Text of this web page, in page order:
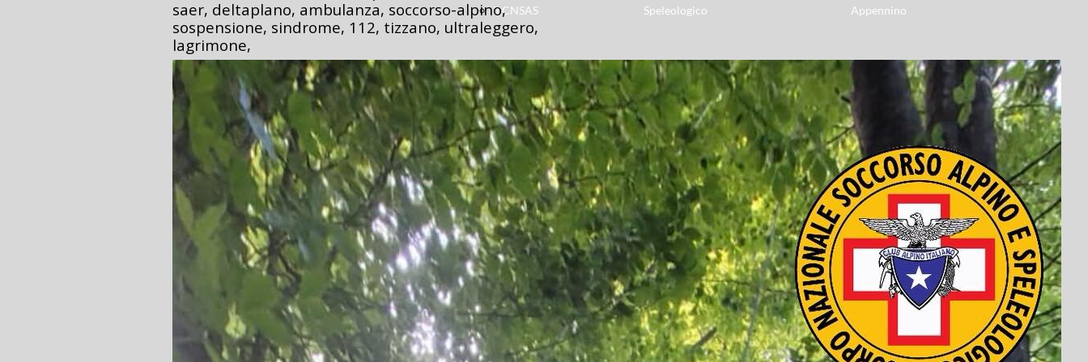
Il CNSAS
XII
Delegazione
Speleologica
Diventa
Volontario
Speleologico
Ricerca
Dispersi
Unità
Cinofile
Elisoccorso
Appennino
Link
Wallpaper
saer, deltaplano, ambulanza, soccorso-alpino,
sospensione, sindrome, 112, tizzano, ultraleggero,
lagrimone,